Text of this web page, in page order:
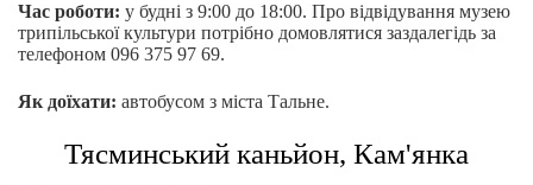
Час роботи: у будні з 9:00 до 18:00. Про відвідування музею
трипільської культури потрібно домовлятися заздалегідь за
телефоном 096 375 97 69.
Як доїхати: автобусом з міста Тальне.
Тясминський каньйон, Кам'янка